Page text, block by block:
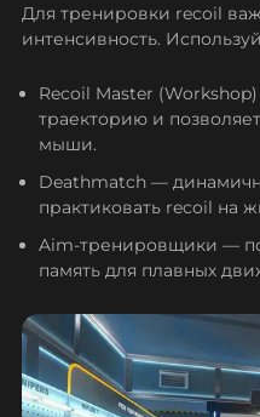
Для тренировки recoil
интенсивность.
Recoil Master
траекторию и
мыши.
Deathmatch —
практиковать recoil на
Aim-тренировщики —
память для плавных